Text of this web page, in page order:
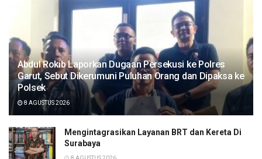
Abdul Rokib Laporkan Dugaan Persekusi ke Polres
Garut, Sebut Dikerumuni Puluhan Orang dan Dipaksa ke
Polsek
8 AGUSTUS 2026
Mengintagrasikan Layanan BRT dan Kereta Di
Surabaya